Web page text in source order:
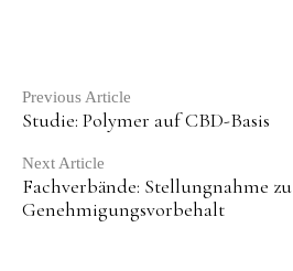
Continue
Reading
Previous Article
Studie: Polymer auf CBD-Basis
Next Article
Fachverbände: Stellungnahme zu
Genehmigungsvorbehalt